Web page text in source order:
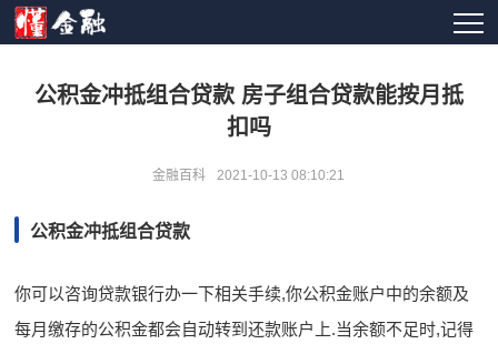
公积金冲抵组合贷款 房子组合贷款能按月抵
扣吗
金融百科 2021-10-13 08:10:21
公积金冲抵组合贷款
你可以咨询贷款银行办一下相关手续,你公积金账户中的余额及
每月缴存的公积金都会自动转到还款账户上.当余额不足时,记得